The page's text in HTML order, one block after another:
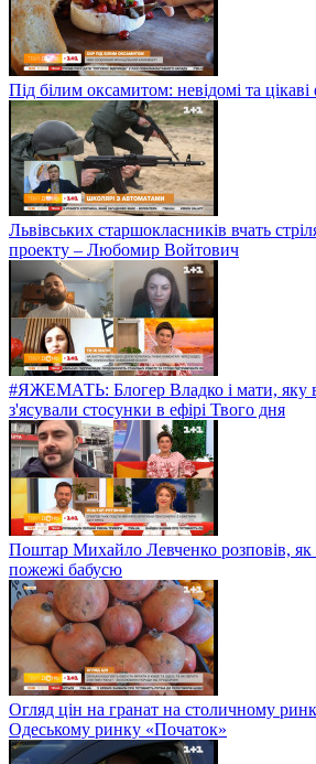
Під білим оксамитом: невідомі та
Львівських старшокласників вчать
проекту – Любомир Войтович
#ЯЖЕМАТЬ: Блогер Владко і мати, яку
з'ясували стосунки в ефірі Твого дня
Поштар Михайло Левченко розповів, як
пожежі бабусю
Огляд цін на гранат на столичному
Одеському ринку «Початок»